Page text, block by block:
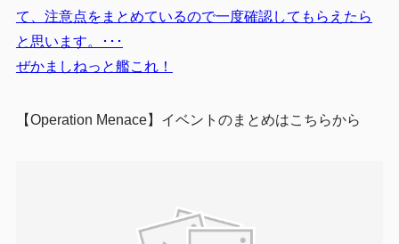
て、注意点をまとめているので一度確認してもらえたら
と思います。･･･
ぜかましねっと艦これ！
【Operation Menace】イベントのまとめはこちらから